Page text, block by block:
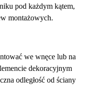
pod każdym kątem,
montażowych.
we wnęce lub na
dekoracyjnym
odległość od ściany